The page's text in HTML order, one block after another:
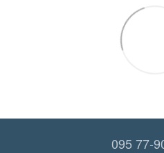
095 77-